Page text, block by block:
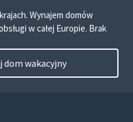
Wynajem domów
w całej Europie. Brak
dom wakacyjny